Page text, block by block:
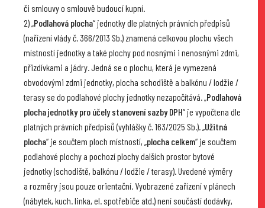
či smlouvy o smlouvě budoucí kupní.
2) „Podlahová plocha“ jednotky dle platných právních předpisů
(nařízení vlády č. 366/2013 Sb.) znamená celkovou plochu všech
místností jednotky a také plochy pod nosnými i nenosnými zdmi,
přizdívkami a jádry. Jedná se o plochu, která je vymezená
obvodovými zdmi jednotky, plocha schodiště a balkónu / lodžie /
terasy se do podlahové plochy jednotky nezapočítává. „Podlahová
plocha jednotky pro účely stanovení sazby DPH“ je vypočtena dle
platných právních předpisů (vyhlášky č. 163/2025 Sb.). „Užitná
plocha“ je součtem ploch místností, „plocha celkem“ je součtem
podlahové plochy a pochozí plochy dalších prostor bytové
jednotky (schodiště, balkónu / lodžie / terasy). Uvedené výměry
a rozměry jsou pouze orientační. Vyobrazené zařízení v plánech
(nábytek, kuch. linka, el. spotřebiče atd.) není součástí dodávky,